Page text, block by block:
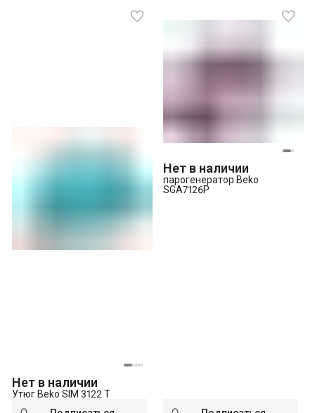
Нет в наличии
Утюг Beko SIM 3122 T
Нет в наличии
парогенератор Beko
SGA7126P